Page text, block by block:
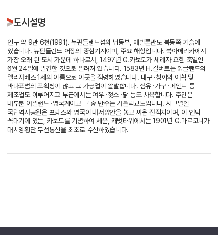
도시설명
인구 약 9만 6천(1991). 뉴펀들랜드섬의 남동부, 애벌론반도 북동쪽 기슭에
있습니다. 뉴펀들랜드 어장의 중심기지이며, 주요 해항입니다. 북아메리카에서
가장 오래 된 도시 가운데 하나로서, 1497년 G.카보토가 세례자 요한 축일인
6월 24일에 발견한 것으로 알려져 있습니다. 1583년 H.길버트는 잉글랜드의
엘리자베스 1세의 이름으로 이곳을 점령하였습니다. 대구 ·청어의 어획 및
바다표범의 포획량이 많고 그 가공업이 활발합니다. 섬유 ·가구 ·페인트 등
제조업도 이루어지고 부근에서는 여우 ·젖소 ·닭 등도 사육합니다. 주민은
대부분 아일랜드 ·영국계이고 그 중 반수는 가톨릭교도입니다. 시그널힐
국립역사공원은 프랑스와 영국이 대서양안을 놓고 싸운 전적지이며, 이 언덕
꼭대기에 있는, 카보토를 기념하여 세운, 캐벗타워에서는 1901년 G.마르코니가
대서양횡단 무선통신을 최초로 수신하였습니다.